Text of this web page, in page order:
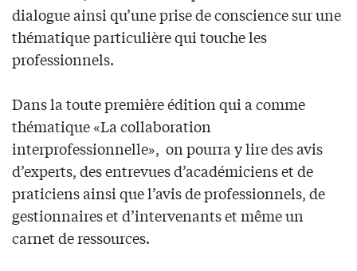
dialogue ainsi qu’une prise de conscience sur une
thématique particulière qui touche les
professionnels.
Dans la toute première édition qui a comme
thématique «La collaboration
interprofessionnelle», on pourra y lire des avis
d’experts, des entrevues d’académiciens et de
praticiens ainsi que l’avis de professionnels, de
gestionnaires et d’intervenants et même un
carnet de ressources.